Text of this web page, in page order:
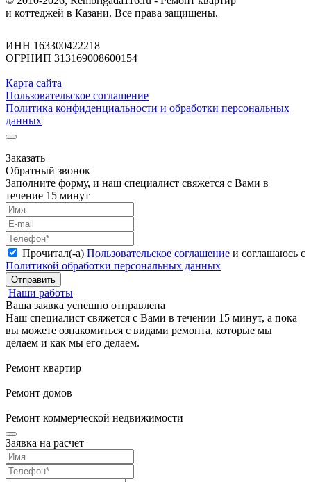
и коттеджей в Казани. Все права защищены.
ИНН 163300422218
ОГРНИП 313169008600154
Карта сайта
Пользовательское соглашение
Политика конфиденциальности и обработки персональных
данных
Заказать
Обратный звонок
Заполните форму, и наш специалист свяжется с Вами в
течение 15 минут
Прочитал(-а) Пользовательское соглашение и соглашаюсь с
Политикой обработки персональных данных
Отправить
Наши работы
Ваша заявка успешно отправлена
Наш специалист свяжется с Вами в течении 15 минут, а пока
вы можете ознакомиться с видами ремонта, которые мы
делаем и как мы его делаем.
Ремонт квартир
Ремонт домов
Ремонт коммерческой недвижимости
Заявка на расчет